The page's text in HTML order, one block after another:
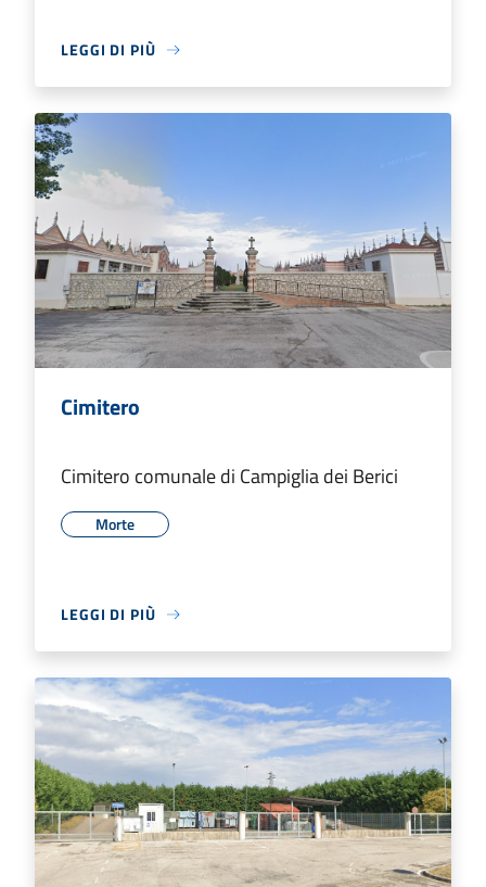
LEGGI DI PIÙ
Cimitero
Cimitero comunale di Campiglia dei Berici
Morte
LEGGI DI PIÙ